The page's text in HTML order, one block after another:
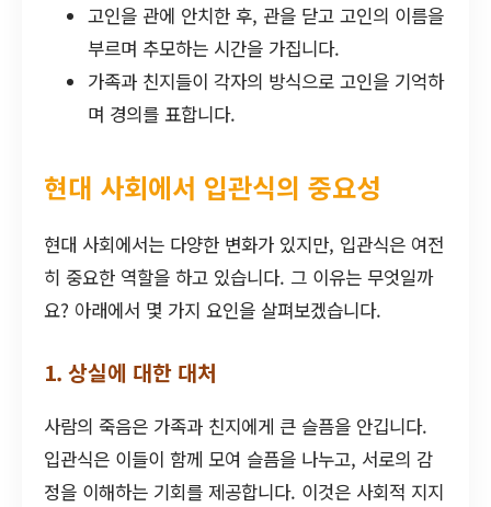
고인을 관에 안치한 후, 관을 닫고 고인의 이름을
부르며 추모하는 시간을 가집니다.
가족과 친지들이 각자의 방식으로 고인을 기억하
며 경의를 표합니다.
현대 사회에서 입관식의 중요성
현대 사회에서는 다양한 변화가 있지만, 입관식은 여전
히 중요한 역할을 하고 있습니다. 그 이유는 무엇일까
요? 아래에서 몇 가지 요인을 살펴보겠습니다.
1. 상실에 대한 대처
사람의 죽음은 가족과 친지에게 큰 슬픔을 안깁니다.
입관식은 이들이 함께 모여 슬픔을 나누고, 서로의 감
정을 이해하는 기회를 제공합니다. 이것은 사회적 지지